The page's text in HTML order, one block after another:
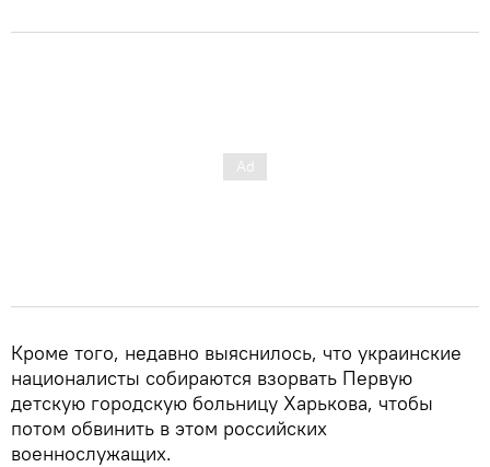
Кроме того, недавно выяснилось, что украинские
националисты собираются взорвать Первую
детскую городскую больницу Харькова, чтобы
потом обвинить в этом российских
военнослужащих.